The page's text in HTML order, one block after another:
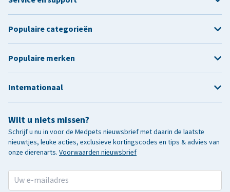
Wilt u niets missen?
Schrijf u nu in voor de Medpets nieuwsbrief met daarin de laatste
nieuwtjes, leuke acties, exclusieve kortingscodes en tips & advies van
onze dierenarts. Voorwaarden nieuwsbrief
Populaire categorieën
Populaire merken
Internationaal